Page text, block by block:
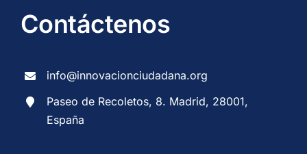
Contáctenos
info@innovacionciudadana.org
Paseo de Recoletos, 8. Madrid, 28001,
España